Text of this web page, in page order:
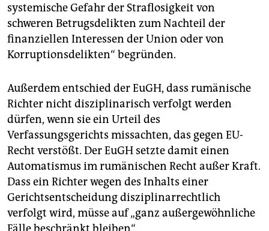
systemische Gefahr der Straflosigkeit von
schweren Betrugsdelikten zum Nachteil der
finanziellen Interessen der Union oder von
Korruptionsdelikten“ begründen.
Außerdem entschied der EuGH, dass rumänische
Richter nicht disziplinarisch verfolgt werden
dürfen, wenn sie ein Urteil des
Verfassungsgerichts missachten, das gegen EU-
Recht verstößt. Der EuGH setzte damit einen
Automatismus im rumänischen Recht außer Kraft.
Dass ein Richter wegen des Inhalts einer
Gerichtsentscheidung disziplinarrechtlich
verfolgt wird, müsse auf „ganz außergewöhnliche